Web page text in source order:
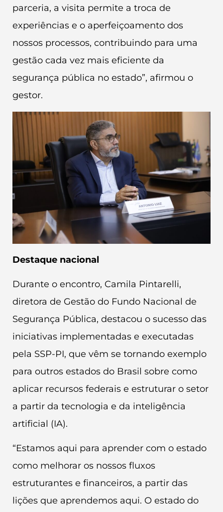
parceria, a visita permite a troca de
experiências e o aperfeiçoamento dos
nossos processos, contribuindo para uma
gestão cada vez mais eficiente da
segurança pública no estado”, afirmou o
gestor.
Destaque nacional
Durante o encontro, Camila Pintarelli,
diretora de Gestão do Fundo Nacional de
Segurança Pública, destacou o sucesso das
iniciativas implementadas e executadas
pela SSP-PI, que vêm se tornando exemplo
para outros estados do Brasil sobre como
aplicar recursos federais e estruturar o setor
a partir da tecnologia e da inteligência
artificial (IA).
“Estamos aqui para aprender com o estado
como melhorar os nossos fluxos
estruturantes e financeiros, a partir das
lições que aprendemos aqui. O estado do